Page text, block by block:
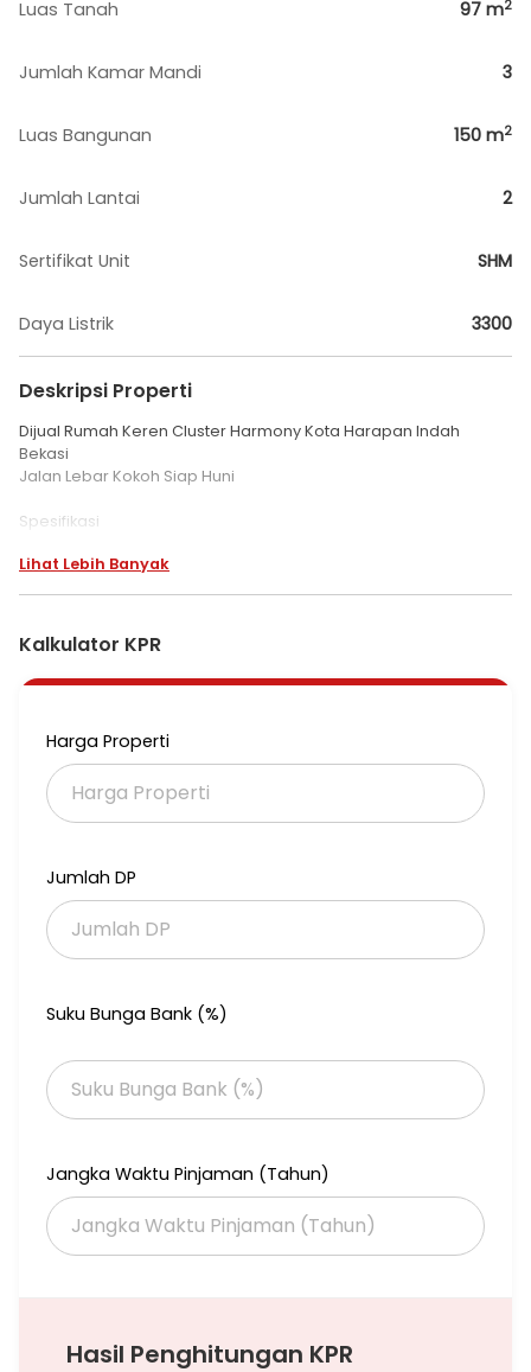
Luas Tanah 97 m2
Jumlah Kamar Mandi 3
Luas Bangunan 150 m2
Jumlah Lantai 2
Sertifikat Unit SHM
Daya Listrik 3300
Deskripsi Properti
Dijual Rumah Keren Cluster Harmony Kota Harapan Indah
Bekasi
Jalan Lebar Kokoh Siap Huni
Spesifikasi
Luas tanah 105 m2
Dua lantai full renovasi belakang
Kamar tidur 4
Kamar mandi 3
Hadap timur
Blok Depan
Listrik 3.300
Semi furnish
Dari 1,4 M menjadi 1,25 M Nett
Nego
Lihat Lebih Banyak
Kalkulator KPR
Harga Properti
Jumlah DP
Suku Bunga Bank (%)
Jangka Waktu Pinjaman (Tahun)
Hasil Penghitungan KPR